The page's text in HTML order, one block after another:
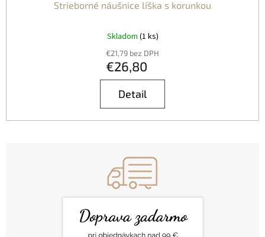
Strieborné náušnice líška s korunkou
Skladom (1 ks)
€21,79 bez DPH
€26,80
Detail